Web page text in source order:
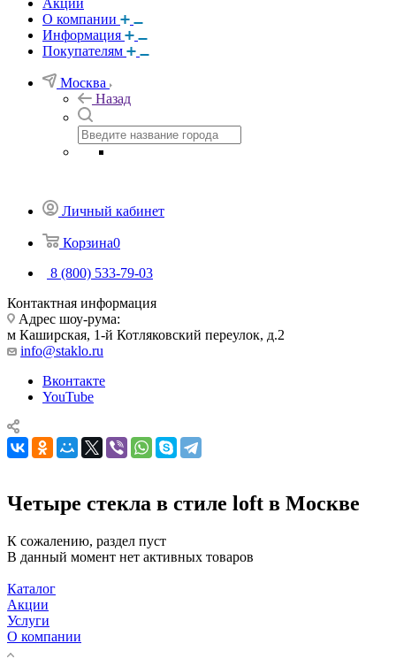
Акции
О компании
Информация
Покупателям
Москва
Назад
Личный кабинет
Корзина0
8 (800) 533-79-03
Контактная информация
Адрес шоу-рума:
м Каширская, 1-й Котляковский переулок, д.2
info@staklo.ru
Вконтакте
YouTube
Четыре стекла в стиле loft в Москве
К сожалению, раздел пуст
В данный момент нет активных товаров
Каталог
Акции
Услуги
О компании